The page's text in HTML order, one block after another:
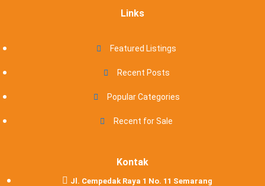
Links
Featured Listings
Recent Posts
Popular Categories
Recent for Sale
Kontak
Jl. Cempedak Raya 1 No. 11 Semarang